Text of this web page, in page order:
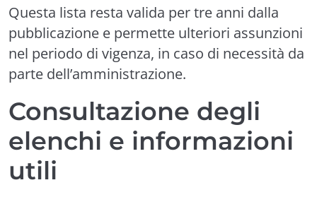
Questa lista resta valida per tre anni dalla
pubblicazione e permette ulteriori assunzioni
nel periodo di vigenza, in caso di necessità da
parte dell’amministrazione.
Consultazione degli
elenchi e informazioni
utili